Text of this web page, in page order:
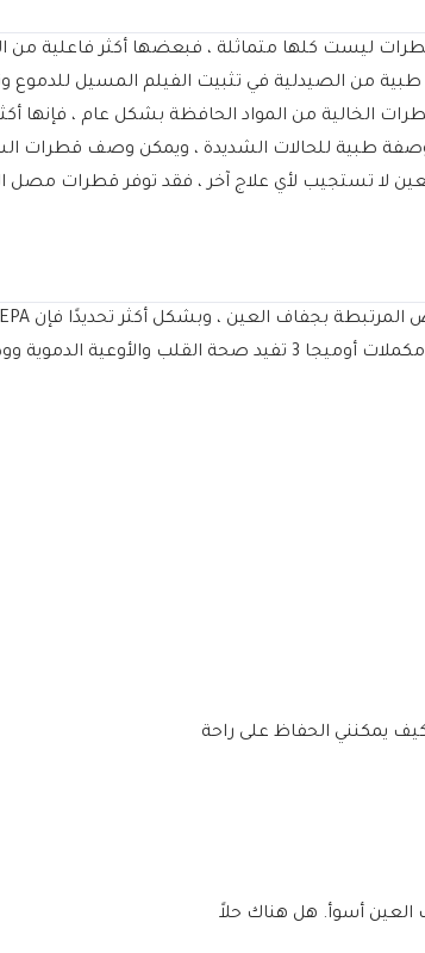
ليست كلها متماثلة ، فبعضها أكثر فاعلية من
من الصيدلية في تثبيت الفيلم المسيل للدموع
الخالية من المواد الحافظة بشكل عام ، فإنها
طبية للحالات الشديدة ، ويمكن وصف قطرات
تستجيب لأي علاج آخر ، فقد توفر قطرات مصل
أحماض أوميجا 3 الدهنية ، لهما خصائص مضادة للالتهابات تساعد في جفاف العين ، وثبت أيضًا أن مكملات
يمكنني الحفاظ على راحة
أسوأ. هل هناك حلاً